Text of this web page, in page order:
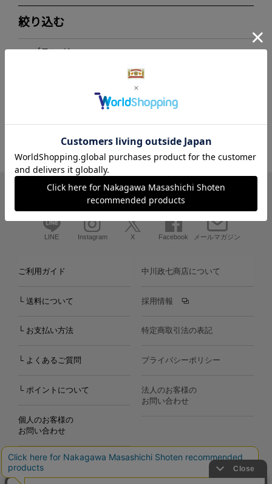
絞り込む
ブランド
LINE Instagram X Facebook メールマガジン
ご利用ガイド
└ 送料について
└ お支払い方法
└ よくあるご質問
└ ポイントについて
個人のお客様の
お問い合わせ
中川政七商店について
採用情報
特定商取引法の表記
プライバシーポリシー
法人のお客様の
お問い合わせ